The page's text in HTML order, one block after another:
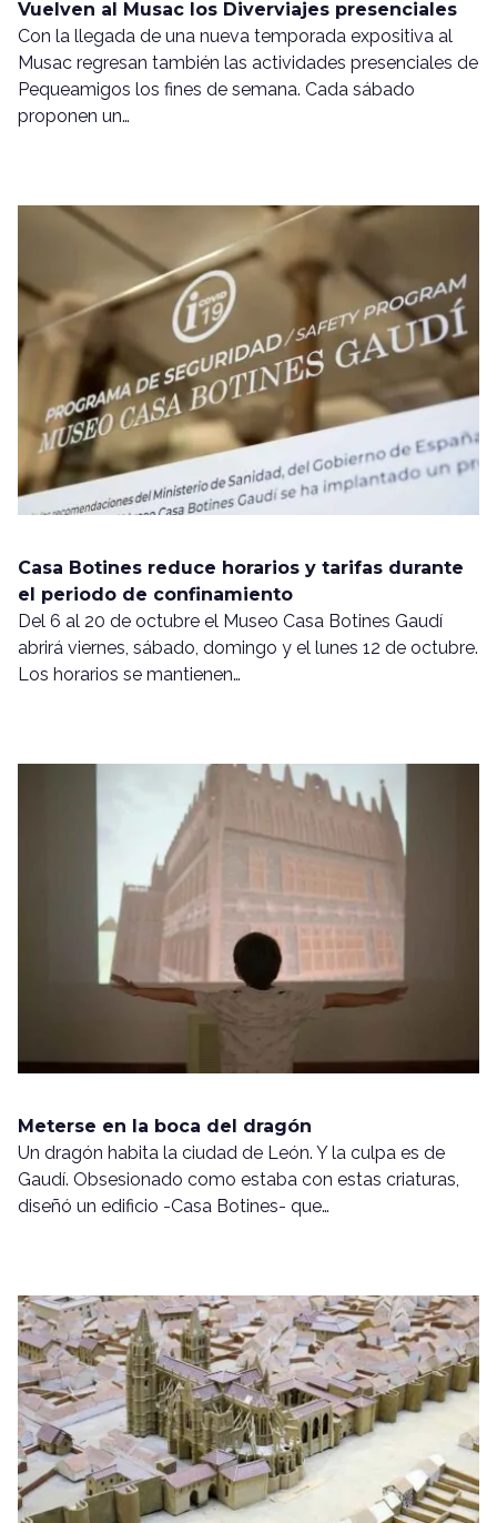
Vuelven al Musac los Diverviajes presenciales
Con la llegada de una nueva temporada expositiva al
Musac regresan también las actividades presenciales de
Pequeamigos los fines de semana. Cada sábado
proponen un…
Casa Botines reduce horarios y tarifas durante
el periodo de confinamiento
Del 6 al 20 de octubre el Museo Casa Botines Gaudí
abrirá viernes, sábado, domingo y el lunes 12 de octubre.
Los horarios se mantienen…
Meterse en la boca del dragón
Un dragón habita la ciudad de León. Y la culpa es de
Gaudí. Obsesionado como estaba con estas criaturas,
diseñó un edificio -Casa Botines- que…